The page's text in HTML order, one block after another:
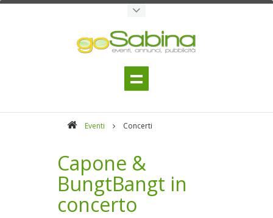
Eventi Concerti
Capone &
BungtBangt in
concerto